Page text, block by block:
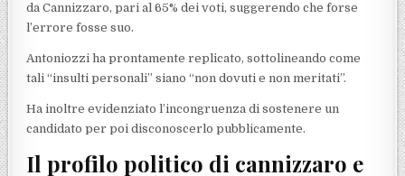
da Cannizzaro, pari al 65% dei voti, suggerendo che forse
l’errore fosse suo.
Antoniozzi ha prontamente replicato, sottolineando come
tali “insulti personali” siano “non dovuti e non meritati”.
Ha inoltre evidenziato l’incongruenza di sostenere un
candidato per poi disconoscerlo pubblicamente.
Il profilo politico di cannizzaro e